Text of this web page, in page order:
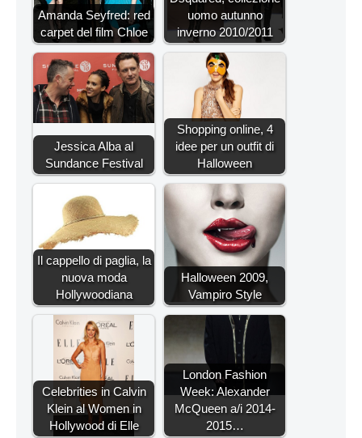
Amanda Seyfred: red
carpet del film Chloe
uomo autunno
inverno 2010/2011
Jessica Alba al
Sundance Festival
Shopping online, 4
idee per un outfit di
Halloween
Il cappello di paglia, la
nuova moda
Hollywoodiana
Halloween 2009,
Vampiro Style
Celebrities in Calvin
Klein al Women in
Hollywood di Elle
London Fashion
Week: Alexander
McQueen a/i 2014-
2015…